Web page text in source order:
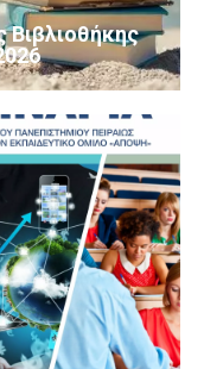
Βιβλιοθήκης